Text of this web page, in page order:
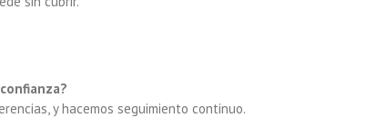
y hacemos seguimiento continuo.